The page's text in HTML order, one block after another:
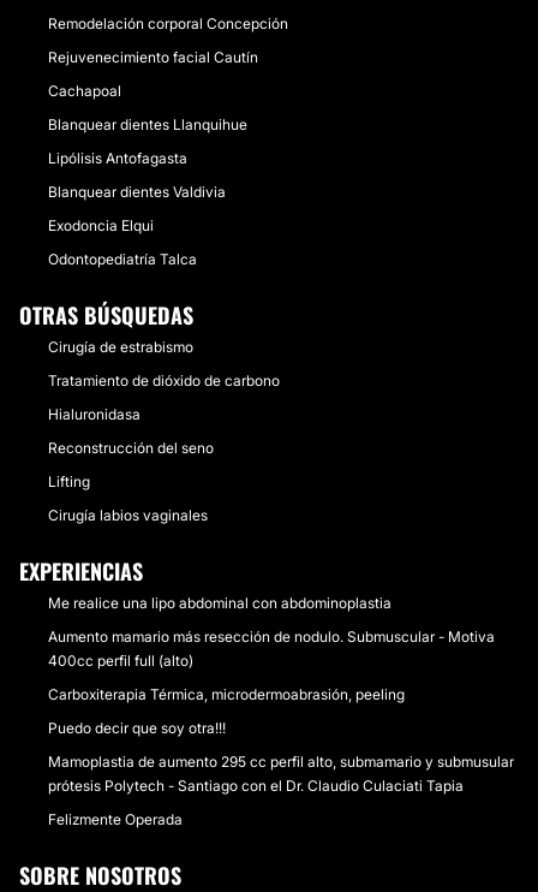
Remodelación corporal Concepción
Rejuvenecimiento facial Cautín
Cachapoal
Blanquear dientes Llanquihue
Lipólisis Antofagasta
Blanquear dientes Valdivia
Exodoncia Elqui
Odontopediatría Talca
OTRAS BÚSQUEDAS
Cirugía de estrabismo
Tratamiento de dióxido de carbono
Hialuronidasa
Reconstrucción del seno
Lifting
Cirugía labios vaginales
EXPERIENCIAS
Me realice una lipo abdominal con abdominoplastia
Aumento mamario más resección de nodulo. Submuscular - Motiva
400cc perfil full (alto)
Carboxiterapia Térmica, microdermoabrasión, peeling
Puedo decir que soy otra!!!
Mamoplastia de aumento 295 cc perfil alto, submamario y submusular
prótesis Polytech - Santiago con el Dr. Claudio Culaciati Tapia
Felizmente Operada
SOBRE NOSOTROS